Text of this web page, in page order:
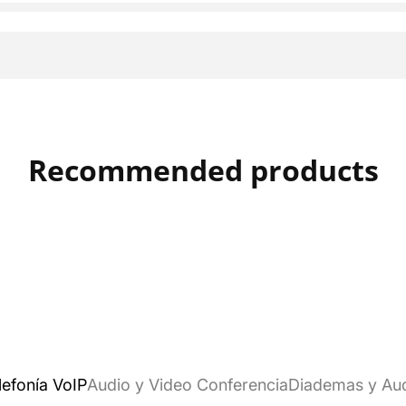
Recommended products
VoIPAudio y Video ConferenciaDiademas y